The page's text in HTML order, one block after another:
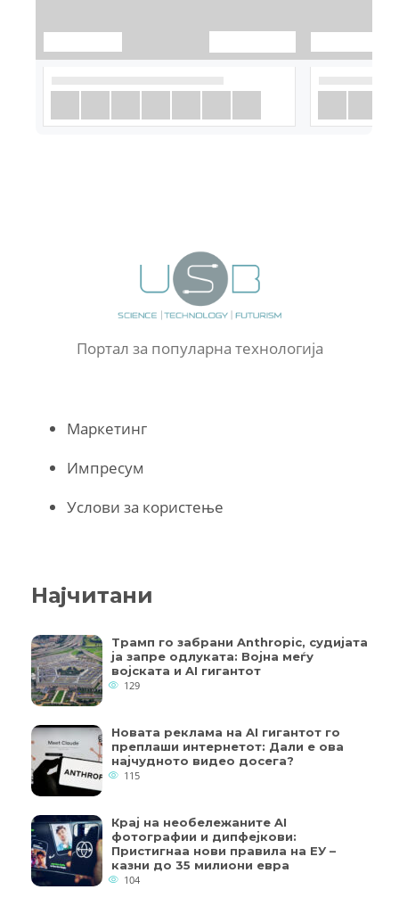
Портал за популарна технологија
Маркетинг
Импресум
Услови за користење
Најчитани
Трамп го забрани Anthropic, судијата
ја запре одлуката: Војна меѓу
војската и AI гигантот
129
Новата реклама на AI гигантот го
преплаши интернетот: Дали е ова
најчудното видео досега?
115
Крај на необележаните AI
фотографии и дипфејкови:
Пристигнаа нови правила на ЕУ –
казни до 35 милиони евра
104